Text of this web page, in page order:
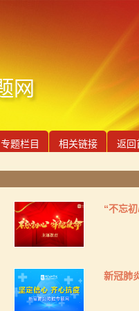
专题栏目 相关链接 返回
“不忘
新冠肺